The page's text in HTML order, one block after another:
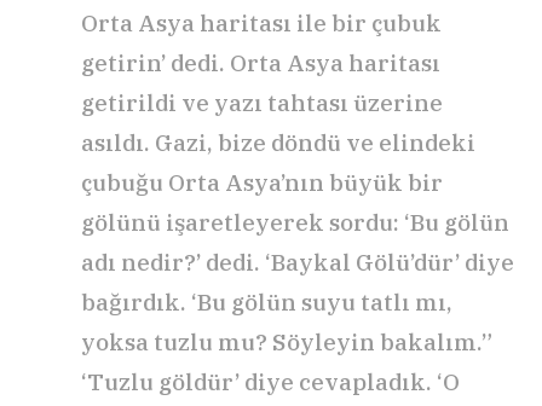
Orta Asya haritası ile bir çubuk
getirin’ dedi. Orta Asya haritası
getirildi ve yazı tahtası üzerine
asıldı. Gazi, bize döndü ve elindeki
çubuğu Orta Asya’nın büyük bir
gölünü işaretleyerek sordu: ‘Bu gölün
adı nedir?’ dedi. ‘Baykal Gölü’dür’ diye
bağırdık. ‘Bu gölün suyu tatlı mı,
yoksa tuzlu mu? Söyleyin bakalım.”
‘Tuzlu göldür’ diye cevapladık. ‘O